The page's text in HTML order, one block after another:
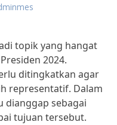
topik yang hangat
2024.
ditingkatkan agar
representatif. Dalam
dianggap sebagai
tujuan tersebut.